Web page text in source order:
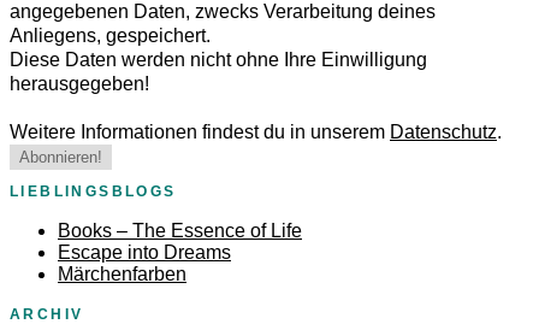
angegebenen Daten, zwecks Verarbeitung deines
Anliegens, gespeichert.
Diese Daten werden nicht ohne Ihre Einwilligung
herausgegeben!
Weitere Informationen findest du in unserem Datenschutz.
LIEBLINGSBLOGS
Books – The Essence of Life
Escape into Dreams
Märchenfarben
ARCHIV